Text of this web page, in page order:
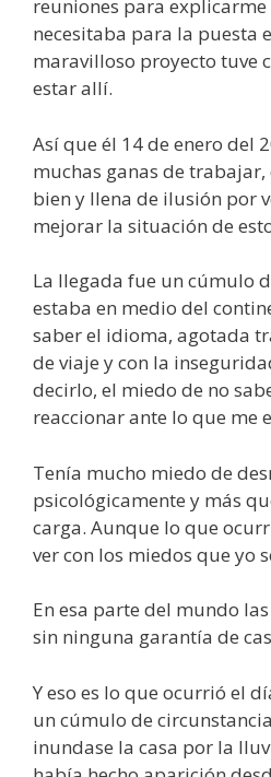
reuniones para explicarme
necesitaba para la puesta
maravilloso proyecto tuve
estar allí.
Así que él 14 de enero del
muchas ganas de trabajar,
bien y llena de ilusión por
mejorar la situación de
La llegada fue un cúmulo
estaba en medio del
saber el idioma, agotada
de viaje y con la
decirlo, el miedo de no
reaccionar ante lo que me
Tenía mucho miedo de
psicológicamente y más
carga. Aunque lo que
ver con los miedos que yo
En esa parte del mundo
sin ninguna garantía de
Y eso es lo que ocurrió el
un cúmulo de
inundase la casa por la